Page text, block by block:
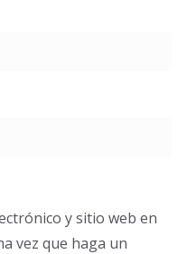
y sitio web en
vez que haga un